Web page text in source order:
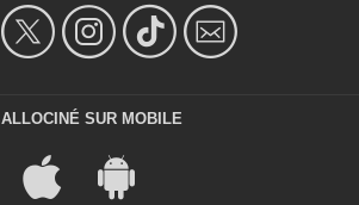
ALLOCINÉ SUR MOBILE